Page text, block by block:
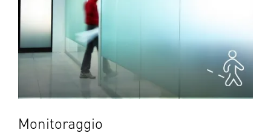
Monitoraggio